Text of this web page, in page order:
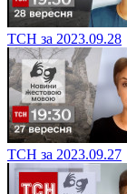
ТСН за 2023.09.28
ТСН за 2023.09.27